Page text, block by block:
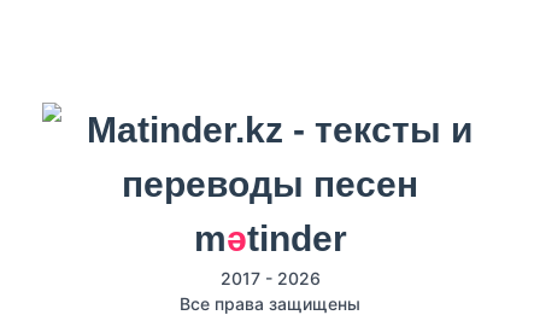
mәtinder
2017 - 2026
Все права защищены